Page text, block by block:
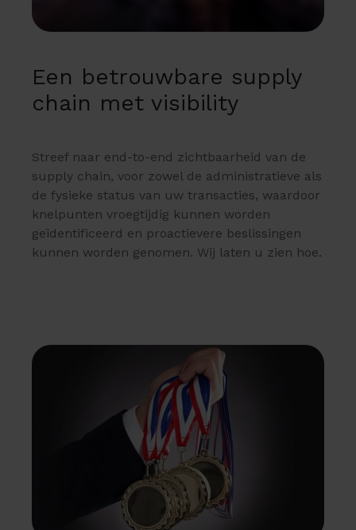
Een betrouwbare supply
chain met visibility
Streef naar end-to-end zichtbaarheid van de
supply chain, voor zowel de administratieve als
de fysieke status van uw transacties, waardoor
knelpunten vroegtijdig kunnen worden
geïdentificeerd en proactievere beslissingen
kunnen worden genomen. Wij laten u zien hoe.